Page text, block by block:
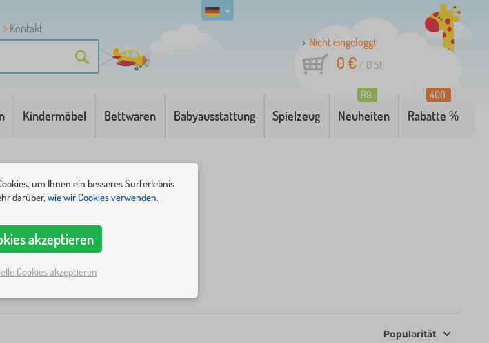
Kontakt
Nicht eingeloggt
0 €/ 0 St
Kindermöbel Bettwaren Babyausstattung Spielzeug Neuheiten
99
Rabatte %
408
Angebotsart Tags
um Ihnen ein besseres Surferlebnis
darüber, wie wir Cookies verwenden.
akzeptieren
Cookies akzeptieren